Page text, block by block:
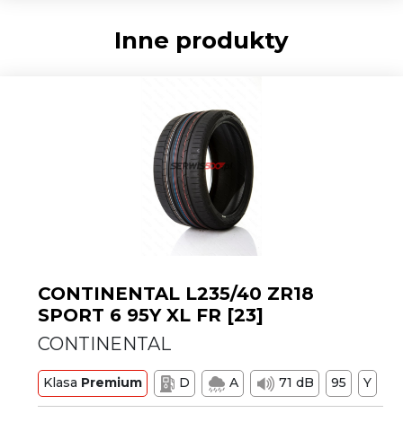
Inne produkty
CONTINENTAL L235/40 ZR18
SPORT 6 95Y XL FR [23]
CONTINENTAL
Klasa Premium D A 71 dB 95 Y